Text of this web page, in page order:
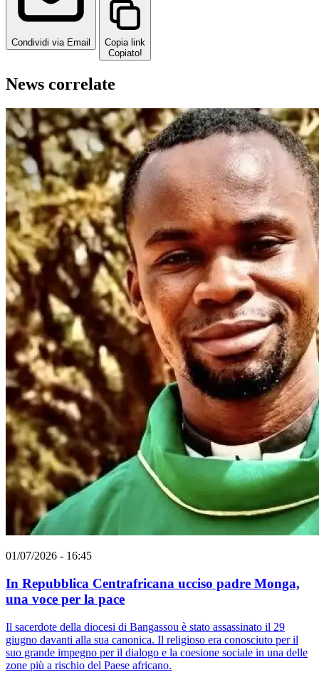
Condividi via Email
Copia link
Copiato!
News correlate
01/07/2026 - 16:45
In Repubblica Centrafricana ucciso padre Monga,
una voce per la pace
Il sacerdote della diocesi di Bangassou è stato assassinato il 29
giugno davanti alla sua canonica. Il religioso era conosciuto per il
suo grande impegno per il dialogo e la coesione sociale in una delle
zone più a rischio del Paese africano.